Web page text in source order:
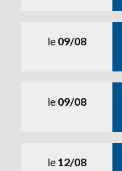
le 09/08
le 09/08
le 12/08